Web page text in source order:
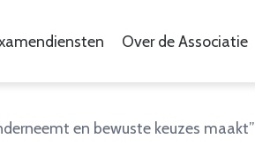
Over de Associatie
en bewuste keuzes maakt”